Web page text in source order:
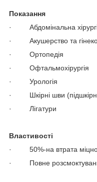
Показання
· Абдомінальна
· Акушерство та
· Ортопедія
· Офтальмохірургія
· Урологія
· Шкірні шви (підшкірні,
· Лігатури
Властивості
· 50%-на втрата
· Повне